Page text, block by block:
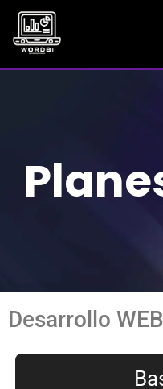
Desarrollo WEB